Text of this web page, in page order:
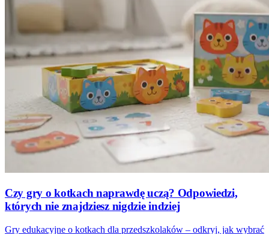
Czy gry o kotkach naprawdę uczą? Odpowiedzi,
których nie znajdziesz nigdzie indziej
Gry edukacyjne o kotkach dla przedszkolaków – odkryj, jak wybrać